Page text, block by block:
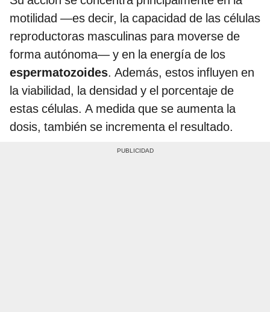
motilidad —es decir, la capacidad de las células
reproductoras masculinas para moverse de
forma autónoma— y en la energía de los
espermatozoides. Además, estos influyen en
la viabilidad, la densidad y el porcentaje de
estas células. A medida que se aumenta la
dosis, también se incrementa el resultado.